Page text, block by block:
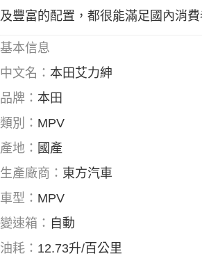
及豐富的配置，都很能滿足國內消費
基本信息
中文名：本田艾力紳
品牌：本田
類別： MPV
產地： 國產
生產廠商： 東方汽車
車型： MPV
變速箱： 自動
油耗： 12.73升/百公里